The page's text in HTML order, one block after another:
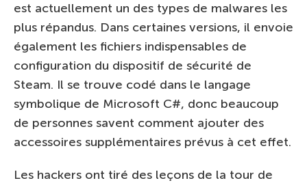
est actuellement un des types de malwares les
plus répandus. Dans certaines versions, il envoie
également les fichiers indispensables de
configuration du dispositif de sécurité de
Steam. Il se trouve codé dans le langage
symbolique de Microsoft C#, donc beaucoup
de personnes savent comment ajouter des
accessoires supplémentaires prévus à cet effet.
Les hackers ont tiré des leçons de la tour de